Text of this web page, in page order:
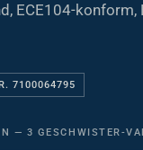
ECE104-
7100064795
— 3 GESCHWISTER-